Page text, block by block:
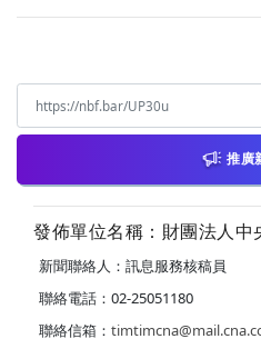
推廣
發佈單位名稱：財團法人中
新聞聯絡人：訊息服務核稿員
聯絡電話：02-25051180
聯絡信箱：